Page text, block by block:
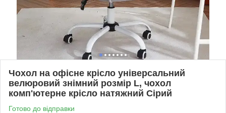
Чохол на офісне крісло універсальний
велюровий знімний розмір L, чохол
комп'ютерне крісло натяжний Сірий
Готово до відправки